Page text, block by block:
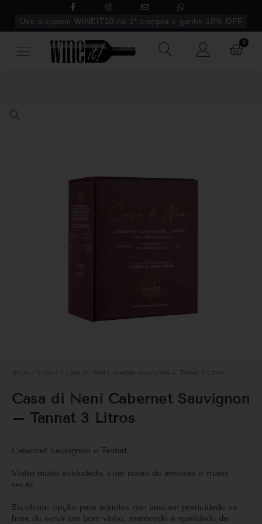
Use o cupom WINEIT10 na 1ª compra e ganhe 10% OFF
0
Início Vinhos / Casa di Neni Cabernet Sauvignon – Tannat 3 Litros
Casa di Neni Cabernet Sauvignon
– Tannat 3 Litros
Cabernet Sauvignon e Tannat
Vinho muito aveludado, com notas de ameixas e frutas
secas
Excelente opção para aqueles que buscam praticidade na
hora de servir um bom vinho, mantendo a qualidade da